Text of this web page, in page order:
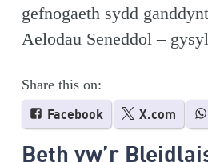
gefnogaeth sydd
Aelodau Seneddol –
Share this on:
Facebook
X.com
Beth yw’r